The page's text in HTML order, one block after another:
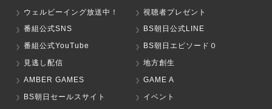
ウェルビーイング放送中！
視聴者プレゼント
番組公式SNS
BS朝日公式LINE
番組公式YouTube
BS朝日エピソード０
見逃し配信
地方創生
AMBER GAMES
GAME A
BS朝日セールスサイト
イベント